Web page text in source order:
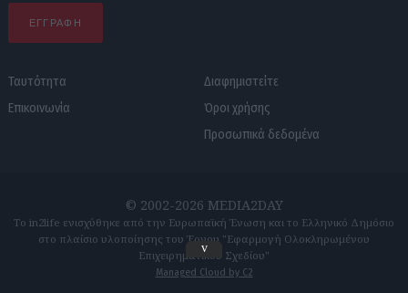
ΕΓΓΡΑΦΗ
Ταυτότητα
Επικοινωνία
Διαφημιστείτε
Όροι χρήσης
Προσωπικά δεδομένα
© 2002-2026 MEDIA2DAY
Το in2life ενισχύθηκε από την Ευρωπαϊκή Ένωση και το Ελληνικό Δημόσιο
στο πλαίσιο υλοποίησης του Έργου "Εφαρμογή Ολοκληρωμένου
Επιχειρηματικού Σχεδίου"
Managed Cloud by C2
v